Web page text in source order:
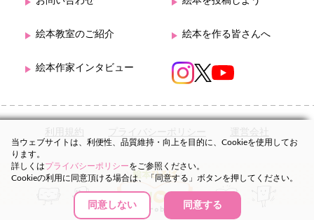
絵本教室のご紹介 絵本を作る皆さんへ
絵本作家インタビュー
利用規約 プライバシーポリシー 運営会社
当ウェブサイトは、利便性、品質維持・向上を目的に、Cookieを使用してお
ります。
詳しくはプライバシーポリシーをご参照ください。
Cookieの利用に同意頂ける場合は、「同意する」ボタンを押してください。
同意しない 同意する